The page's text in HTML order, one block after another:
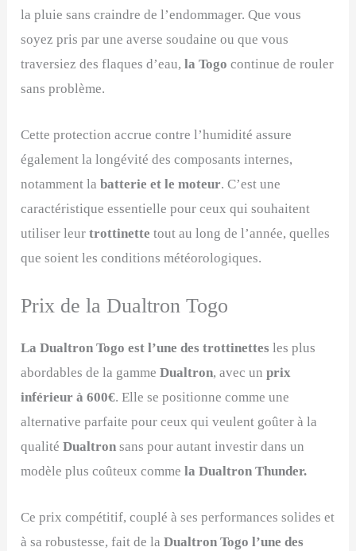
la pluie sans craindre de l’endommager. Que vous
soyez pris par une averse soudaine ou que vous
traversiez des flaques d’eau,la Togo continue de rouler
sans problème.
Cette protection accrue contre l’humidité assure
également la longévité des composants internes,
notamment labatterie et le moteur. C’est une
caractéristique essentielle pour ceux qui souhaitent
utiliser leurtrottinettetout au long de l’année, quelles
que soient les conditions météorologiques.
Prix de la Dualtron Togo
La Dualtron Togo est l’une des trottinettes les plus
abordables de la gammeDualtron, avec un prix
inférieur à 600€. Elle se positionne comme une
alternative parfaite pour ceux qui veulent goûter à la
qualitéDualtron sans pour autant investir dans un
modèle plus coûteux commela Dualtron Thunder.
Ce prix compétitif, couplé à ses performances solides et
à sa robustesse, fait de laDualtron Togo l’une des